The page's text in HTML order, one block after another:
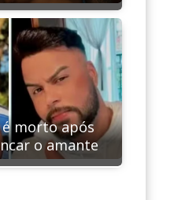
morto após
o amante